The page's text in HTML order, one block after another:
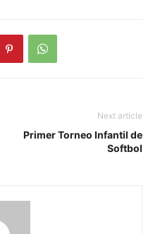
Next article
Primer Torneo Infantil de
Softbol